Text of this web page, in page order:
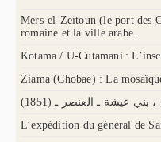
Mers-el-Zeitoun (le port
romaine et la ville arabe.
Kotama / U-Cutamani :
Ziama (Chobae) : La
، بني عيشة ـ العنصر ـ
L’expédition du général de